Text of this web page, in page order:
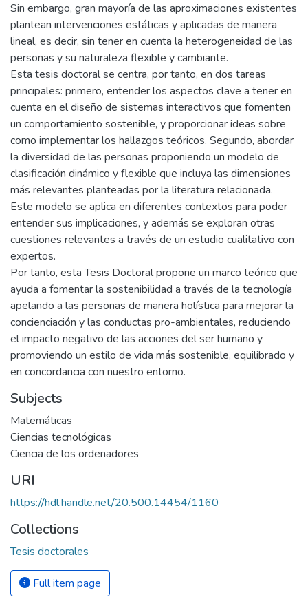
Sin embargo, gran mayoría de las aproximaciones existentes
plantean intervenciones estáticas y aplicadas de manera
lineal, es decir, sin tener en cuenta la heterogeneidad de las
personas y su naturaleza flexible y cambiante.
Esta tesis doctoral se centra, por tanto, en dos tareas
principales: primero, entender los aspectos clave a tener en
cuenta en el diseño de sistemas interactivos que fomenten
un comportamiento sostenible, y proporcionar ideas sobre
como implementar los hallazgos teóricos. Segundo, abordar
la diversidad de las personas proponiendo un modelo de
clasificación dinámico y flexible que incluya las dimensiones
más relevantes planteadas por la literatura relacionada.
Este modelo se aplica en diferentes contextos para poder
entender sus implicaciones, y además se exploran otras
cuestiones relevantes a través de un estudio cualitativo con
expertos.
Por tanto, esta Tesis Doctoral propone un marco teórico que
ayuda a fomentar la sostenibilidad a través de la tecnología
apelando a las personas de manera holística para mejorar la
concienciación y las conductas pro-ambientales, reduciendo
el impacto negativo de las acciones del ser humano y
promoviendo un estilo de vida más sostenible, equilibrado y
en concordancia con nuestro entorno.
Subjects
Matemáticas
Ciencias tecnológicas
Ciencia de los ordenadores
URI
https://hdl.handle.net/20.500.14454/1160
Collections
Tesis doctorales
Full item page